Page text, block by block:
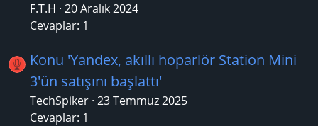
F.T.H 20 Aralık 2024
Cevaplar: 1
Konu 'Yandex, akıllı hoparlör Station Mini
3'ün satışını başlattı'
TechSpiker 23 Temmuz 2025
Cevaplar: 1